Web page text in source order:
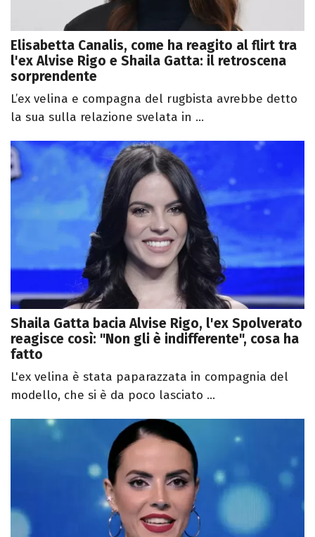
Elisabetta Canalis, come ha reagito al flirt tra
l'ex Alvise Rigo e Shaila Gatta: il retroscena
sorprendente
L’ex velina e compagna del rugbista avrebbe detto
la sua sulla relazione svelata in ...
Shaila Gatta bacia Alvise Rigo, l'ex Spolverato
reagisce così: "Non gli è indifferente", cosa ha
fatto
L'ex velina è stata paparazzata in compagnia del
modello, che si è da poco lasciato ...